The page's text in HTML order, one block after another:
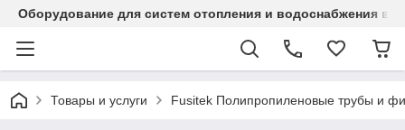
Оборудование для систем отопления и водоснабжения в
Товары и услуги Fusitek Полипропиленовые трубы и